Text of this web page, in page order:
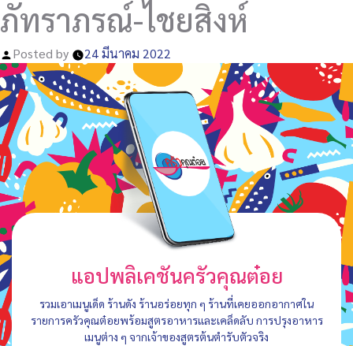
ภัทราภรณ์-ไชยสิงห์
Posted by 24 มีนาคม 2022
แอปพลิเคชันครัวคุณต๋อย
รวมเอาเมนูเด็ด ร้านดัง ร้านอร่อยทุก ๆ ร้านที่เคยออกอากาศใน
รายการครัวคุณต๋อยพร้อมสูตรอาหารและเคล็ดลับ การปรุงอาหาร
เมนูต่าง ๆ จากเจ้าของสูตรต้นตำรับตัวจริง